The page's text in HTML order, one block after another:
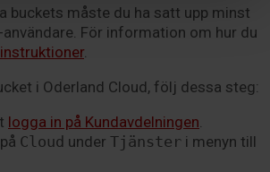
buckets måste du ha satt upp minst
För information om hur du
.
i Oderland Cloud, följ dessa steg:
logga in på Kundavdelningen.
Cloud under Tjänster i menyn till